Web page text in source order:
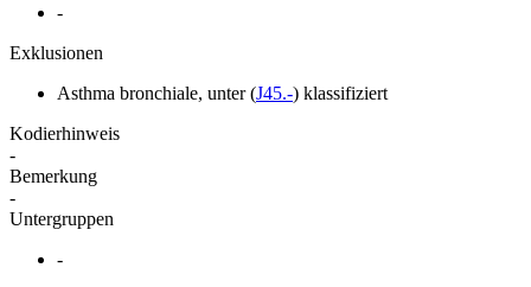
-
Exklusionen
Asthma bronchiale, unter(J45.-) klassifiziert
Kodierhinweis
-
Bemerkung
-
Untergruppen
-